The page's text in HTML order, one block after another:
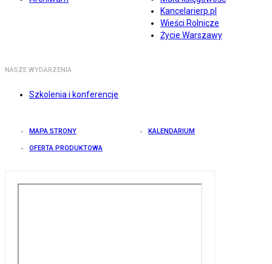
Kancelarierp.pl
Wieści Rolnicze
Życie Warszawy
NASZE WYDARZENIA
Szkolenia i konferencje
MAPA STRONY KALENDARIUM
OFERTA PRODUKTOWA